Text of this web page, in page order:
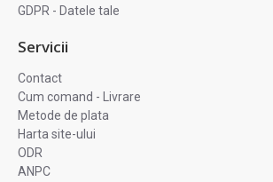
GDPR - Datele tale
Servicii
Contact
Cum comand - Livrare
Metode de plata
Harta site-ului
ODR
ANPC